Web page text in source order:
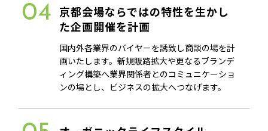
04 京都会場ならではの特性を生かし
た企画開催を計画
国内外各業界のバイヤーを誘致し商談の場を計
画いたします。新規販路拡大や更なるブランデ
ィング構築へ業界関係者とのコミュニケーショ
ンの場とし、ビジネスの拡大へつなげます。